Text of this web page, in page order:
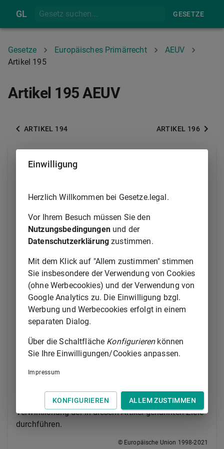
GL GESETZE
Gesetze Europäisches Primärrecht
AEUV
Artikel 195
Artikel 195 AEUV
ARTIKEL 194 ARTIKEL 196
Die Union ergänzt die Maßnahmen der
Mitgliedstaaten im Tourismussektor, insbesondere
Unternehmen der Union in diesem Sektor.
Die Union verfolgt zu diesem Zweck mit ihrer
Tätigkeit das Ziel,
die Schaffung eines günstigen Umfelds für
die Entwicklung der Unternehmen in
diesem Sektor anzuregen;
b)
die Zusammenarbeit zwischen den
Mitgliedstaaten insbesondere durch den
Austausch bewährter Praktiken zu
unterstützen.
Das Europäische Parlament und der Rat erlassen
unter Ausschluss jeglicher Harmonisierung der
ordentlichen Gesetzgebungsverfahren die
Maßnahmen, die die Mitgliedstaaten zur
Verwirklichung der in diesem Artikel genannten Ziele
durchführen.
© Europäische Union 1998-2021
Einwilligung
Herzlich Willkommen bei Gesetze.legal.
Vor Ihrem Besuch müssen Sie den
Nutzungsbedingungenund der
Datenschutzerklärung zustimmen.
Mit dem Klick auf "Allem zustimmen" stimmen
Sie insbesondere der Verwendung von Cookies
(ohne Werbecookies) und der Verwendung von
Google Analytics zu. Die Einwilligung bzgl.
Werbung und Werbecookies erfolgt in einem
separaten Dialog.
Über die Schaltfläche Konfigurierenkönnen
Sie Ihre Einwilligungen/Cookies anpassen.
Impressum
KONFIGURIEREN ALLEM ZUSTIMMEN